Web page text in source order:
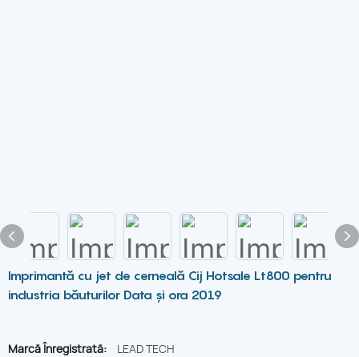
Imprimantă cu jet de cerneală Cij Hotsale Lt800 pentru
industria băuturilor Data și ora 2019
Marcă Înregistrată:
LEAD TECH